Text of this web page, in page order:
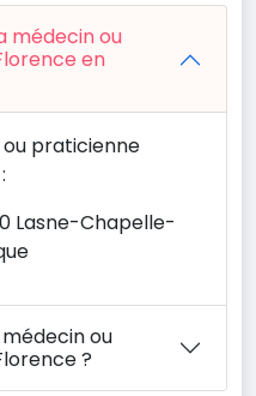
médecin ou
en
ou praticienne
Lasne-Chapelle-
ou
?